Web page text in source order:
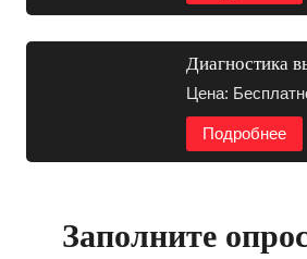
Диагностика
Цена:
Подробнее
Заполните